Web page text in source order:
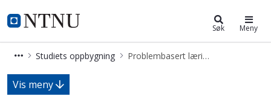
NTNU Hjemmeside
Medisinstudiet Søk Meny
Studiets oppbygning Problembasert læring
PBL - profesjonsstudiet medisin - 6
Vis meny